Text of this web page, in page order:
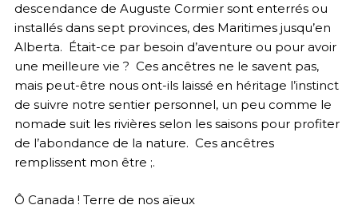
descendance de Auguste Cormier sont enterrés ou
installés dans sept provinces, des Maritimes jusqu’en
Alberta. Était-ce par besoin d’aventure ou pour avoir
une meilleure vie ? Ces ancêtres ne le savent pas,
mais peut-être nous ont-ils laissé en héritage l’instinct
de suivre notre sentier personnel, un peu comme le
nomade suit les rivières selon les saisons pour profiter
de l’abondance de la nature. Ces ancêtres
remplissent mon être ;.
Ô Canada ! Terre de nos aïeux